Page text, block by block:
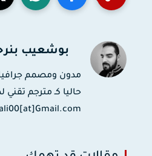
بوشعيب